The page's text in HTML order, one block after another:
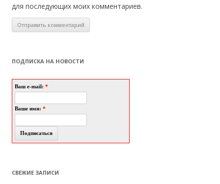
для последующих моих комментариев.
ПОДПИСКА НА НОВОСТИ
Ваш e-mail: *
Ваше имя: *
СВЕЖИЕ ЗАПИСИ